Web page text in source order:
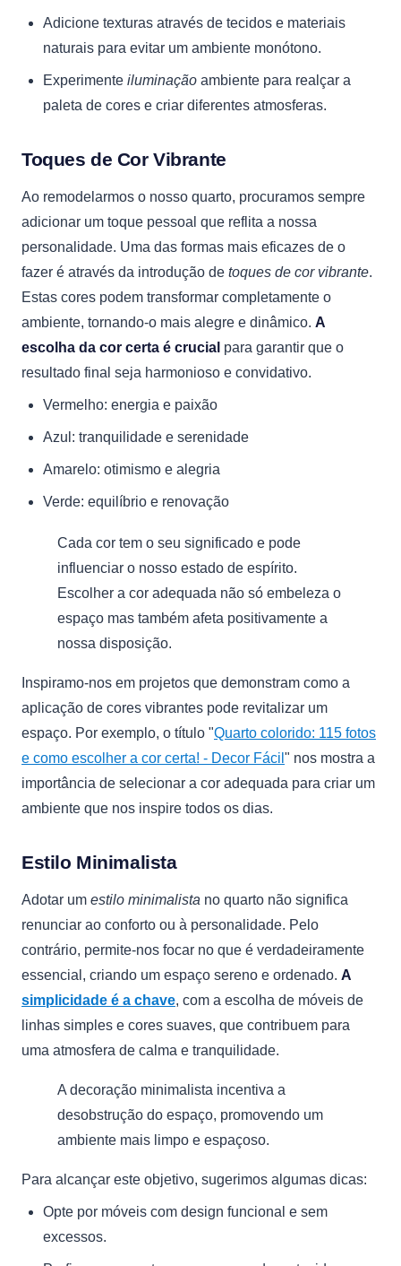
Adicione texturas através de tecidos e materiais
naturais para evitar um ambiente monótono.
Experimente iluminação ambiente para realçar a
paleta de cores e criar diferentes atmosferas.
Toques de Cor Vibrante
Ao remodelarmos o nosso quarto, procuramos sempre
adicionar um toque pessoal que reflita a nossa
personalidade. Uma das formas mais eficazes de o
fazer é através da introdução de toques de cor vibrante.
Estas cores podem transformar completamente o
ambiente, tornando-o mais alegre e dinâmico. A
escolha da cor certa é crucial para garantir que o
resultado final seja harmonioso e convidativo.
Vermelho: energia e paixão
Azul: tranquilidade e serenidade
Amarelo: otimismo e alegria
Verde: equilíbrio e renovação
Cada cor tem o seu significado e pode
influenciar o nosso estado de espírito.
Escolher a cor adequada não só embeleza o
espaço mas também afeta positivamente a
nossa disposição.
Inspiramo-nos em projetos que demonstram como a
aplicação de cores vibrantes pode revitalizar um
espaço. Por exemplo, o título "Quarto colorido: 115 fotos
e como escolher a cor certa! - Decor Fácil " nos mostra a
importância de selecionar a cor adequada para criar um
ambiente que nos inspire todos os dias.
Estilo Minimalista
Adotar um estilo minimalista no quarto não significa
renunciar ao conforto ou à personalidade. Pelo
contrário, permite-nos focar no que é verdadeiramente
essencial, criando um espaço sereno e ordenado. A
simplicidade é a chave, com a escolha de móveis de
linhas simples e cores suaves, que contribuem para
uma atmosfera de calma e tranquilidade.
A decoração minimalista incentiva a
desobstrução do espaço, promovendo um
ambiente mais limpo e espaçoso.
Para alcançar este objetivo, sugerimos algumas dicas:
Opte por móveis com design funcional e sem
excessos.